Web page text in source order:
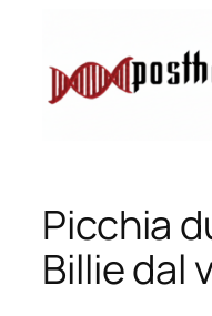
contenuto
Picchia
Billie dal